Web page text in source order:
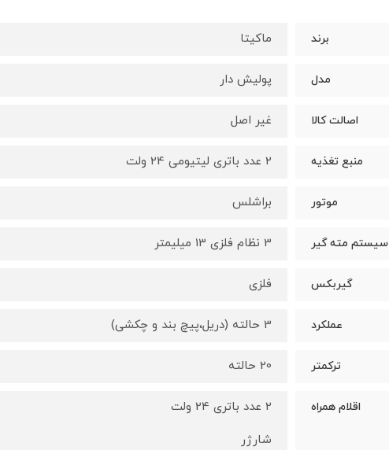
برند ماکیتا
مدل پولیش دار
اصالت کالا غیر اصل
منبع تغذیه 2 عدد باتری لیتیومی 24 ولت
موتور براشلس
سیستم مته گیر 3 نظام فلزی 13 میلیمتر
گیربکس فلزی
عملکرد 3 حالته (دریل،پیچ بند و چکشی)
ترکمتر 20 حالته
اقلام همراه
2 عدد باتری 24 ولت
شارژر